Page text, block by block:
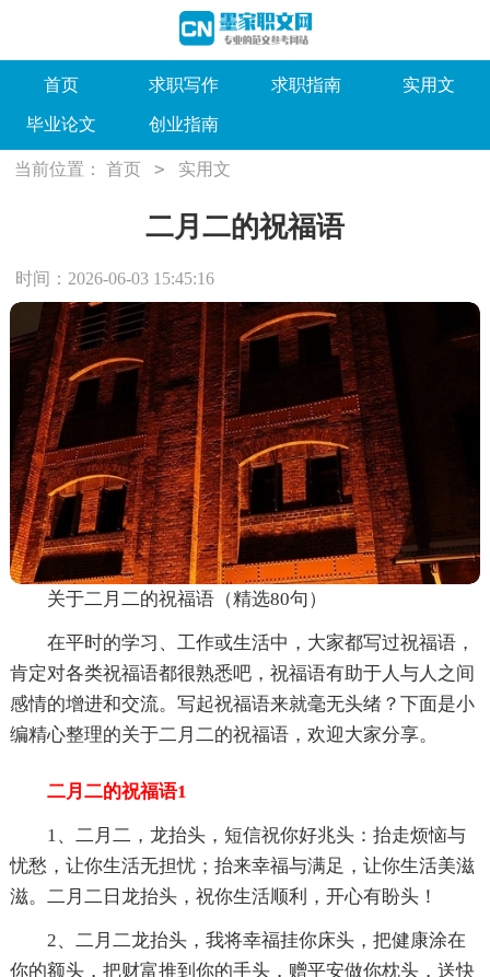
首页 求职写作 求职指南 实用文
毕业论文 创业指南
当前位置： 首页 > 实用文
二月二的祝福语
时间：2026-06-03 15:45:16
关于二月二的祝福语（精选80句）
在平时的学习、工作或生活中，大家都写过祝福语，
肯定对各类祝福语都很熟悉吧，祝福语有助于人与人之间
感情的增进和交流。写起祝福语来就毫无头绪？下面是小
编精心整理的关于二月二的祝福语，欢迎大家分享。
二月二的祝福语1
1、二月二，龙抬头，短信祝你好兆头：抬走烦恼与
忧愁，让你生活无担忧；抬来幸福与满足，让你生活美滋
滋。二月二日龙抬头，祝你生活顺利，开心有盼头！
2、二月二龙抬头，我将幸福挂你床头，把健康涂在
你的额头，把财富推到你的手头，赠平安做你枕头，送快